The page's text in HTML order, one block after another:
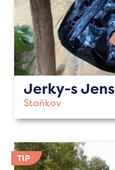
Jerky-s Jens
Staňkov